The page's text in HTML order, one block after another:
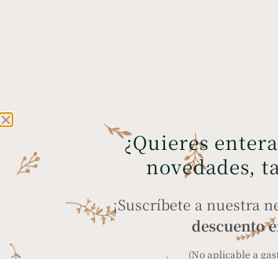
¿Quieres
novedades,
¡Suscríbete a nuestra
descuento
(No aplicable a